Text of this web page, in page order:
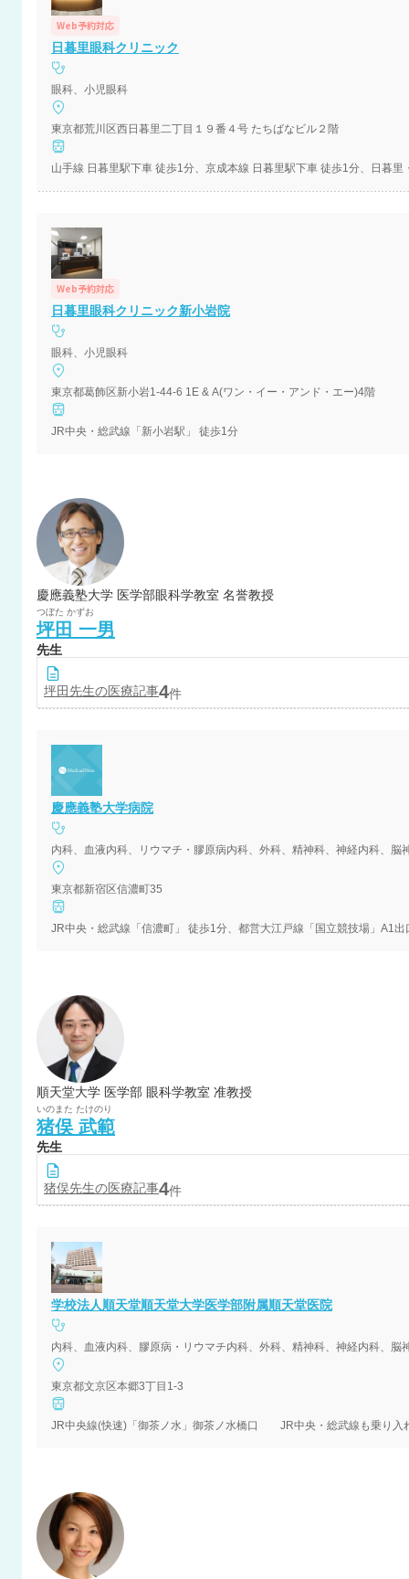
Web予約対応
日暮里眼科クリニック
眼科、小児眼科
東京都荒川区西日暮里二丁目１９番４号 たちばなビル２階
山手線 日暮里駅下車 徒歩1分、京成本線 日暮里駅下車 徒歩1分、日暮
Web予約対応
日暮里眼科クリニック新小岩院
眼科、小児眼科
東京都葛飾区新小岩1-44-6 1E & A(ワン・イー・アンド・エー)4階
JR中央・総武線「新小岩駅」 徒歩1分
慶應義塾大学 医学部眼科学教室 名誉教授
つぼた かずお
坪田 一男
先生
坪田 先生の医療記事4件
慶應義塾大学病院
内科、血液内科、リウマチ・膠原病内科、外科、精神科、神経内科、
東京都新宿区信濃町35
JR中央・総武線「信濃町」 徒歩1分、都営大江戸線「国立競技場」A1
順天堂大学 医学部 眼科学教室 准教授
いのまた たけのり
猪俣 武範
先生
猪俣先生の医療記事4件
学校法人順天堂順天堂大学医学部附属順天堂医院
内科、血液内科、膠原病・リウマチ内科、外科、精神科、神経内科、
東京都文京区本郷3丁目1-3
JR中央線(快速)「御茶ノ水」御茶ノ水橋口 JR中央・総武線も乗り入